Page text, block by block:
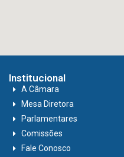
Institucional
A Câmara
Mesa Diretora
Parlamentares
Comissões
Fale Conosco